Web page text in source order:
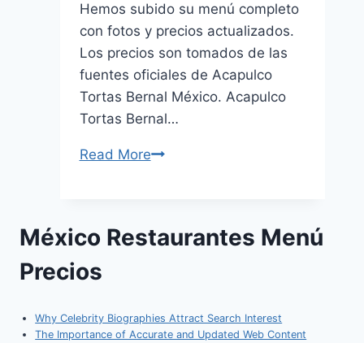
Hemos subido su menú completo
con fotos y precios actualizados.
Los precios son tomados de las
fuentes oficiales de Acapulco
Tortas Bernal México. Acapulco
Tortas Bernal…
Read MoreAcapulco
Precios
2026)
México Restaurantes Menú
Precios
Why Celebrity Biographies Attract Search Interest
The Importance of Accurate and Updated Web Content